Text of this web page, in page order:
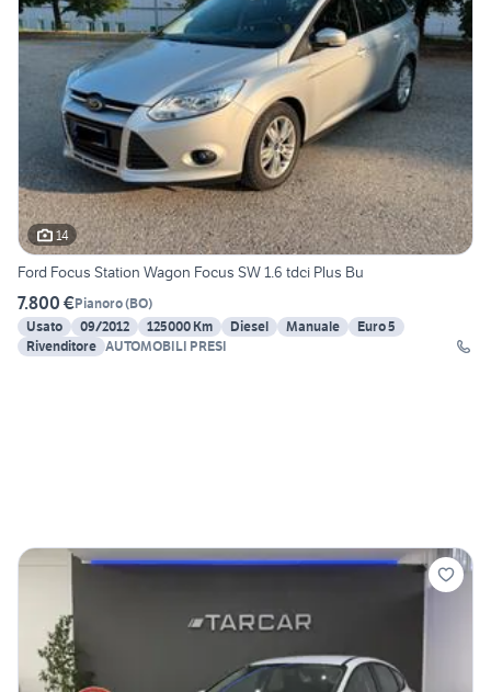
14
Ford Focus Station Wagon Focus SW 1.6 tdci Plus Bu
7.800 €Pianoro(BO)
Usato
09/2012 125000 Km Diesel Manuale
Euro 5
Rivenditore AUTOMOBILI PRESI